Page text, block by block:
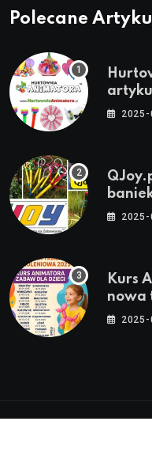
Polecane
stroje
2025-
Kurs
nowa
–